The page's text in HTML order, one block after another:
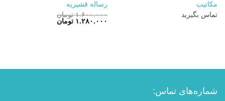
مکاتیب
تماس بگیرید
رساله قشیریه
۱.۶۰۰.۰۰۰ تومان
قیمت
۱.۲۸۰.۰۰۰ تومانقیمت
شماره‌های تماس: